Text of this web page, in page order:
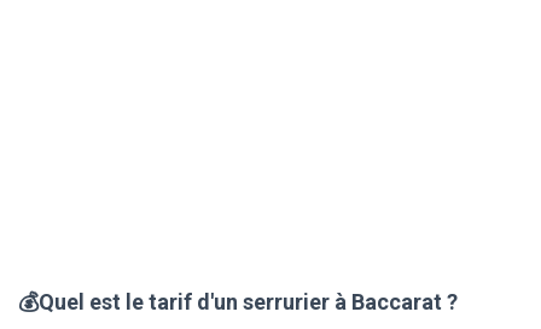
💰Quel est le tarif d'un serrurier à Baccarat ?